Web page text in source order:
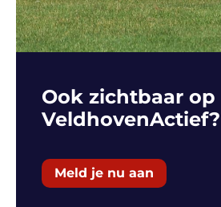
Ook zichtbaar op
VeldhovenActief?
Meld je nu aan